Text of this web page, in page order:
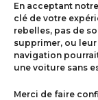
En acceptant
clé de votre
rebelles, pas de
supprimer, ou
navigation
une voiture sans
Merci de faire